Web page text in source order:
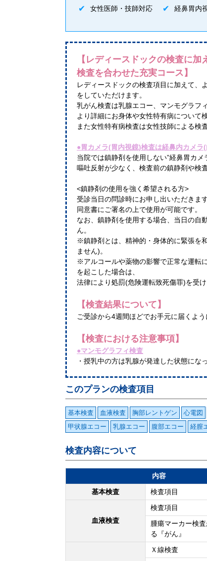
女性医師・技師対応 経鼻胃内
【レディースドックの検査に
検査を合わせた充実コース】
レディースドックの検査項目に加えて、
をしていただけます。
乳がん検査は乳腺エコー、マンモグラフ
より詳細にお身体や女性特有病について
また女性特有病検査は女性技師による検
●胃カメラ(胃内視鏡)検査は経鼻内カメラ
当院では鎮静剤を使用しない”経鼻胃カ
嘔吐反射が少なく、検査前の鎮静剤や検
<鎮静剤の使用を強く希望される方>
受診当日の問診時にお申し出いただきま
同意書にご署名の上で使用が可能です。
なお、鎮静剤を使用する場合、当日の自
ん。
※鎮静剤とは、精神的・身体的に緊張を
ません)。
※アルコールや薬物の影響で正常な運転
を起こした場合は、
法律により処罰(危険運転致死傷罪)を受
【検査結果について】
ご受診から4週間ほどでお手元に届くよ
【検査における注意事項】
●マンモグラフィ検査
・授乳中の方は乳腺が発達した状態に
このプランの検査項目
基本検査 血液検査 胸部レントゲン 心電図
甲状腺エコー
乳腺エコー 腹部エコー 経膣
検査内容について
内容
基本検査
検査項目
血液検査
検査項目
腫瘍マーカー検
る『がん』
Ｘ線検査